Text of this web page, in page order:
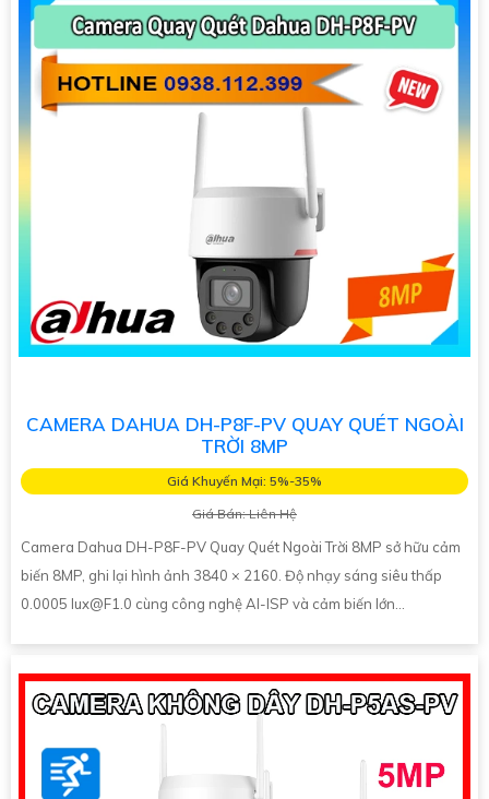
CAMERA DAHUA DH-P8F-PV QUAY QUÉT NGOÀI
TRỜI 8MP
Giá Khuyến Mại: 5%-35%
Giá Bán: Liên Hệ
Camera Dahua DH-P8F-PV Quay Quét Ngoài Trời 8MP sở hữu cảm
biến 8MP, ghi lại hình ảnh 3840 × 2160. Độ nhạy sáng siêu thấp
0.0005 lux@F1.0 cùng công nghệ AI-ISP và cảm biến lớn...